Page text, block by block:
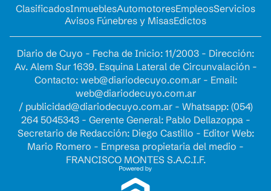
ClasificadosInmueblesAutomotoresEmpleosServicios
Avisos Fúnebres y MisasEdictos
Diario de Cuyo - Fecha de Inicio: 11/2003 - Dirección:
Av. Alem Sur 1639. Esquina Lateral de Circunvalación -
Contacto: web@diariodecuyo.com.ar- Email:
web@diariodecuyo.com.ar
/ publicidad@diariodecuyo.com.ar- Whatsapp: (054)
264 5045343 - Gerente General: Pablo Dellazoppa -
Secretario de Redacción: Diego Castillo - Editor Web:
Mario Romero - Empresa propietaria del medio -
FRANCISCO MONTES S.A.C.I.F.